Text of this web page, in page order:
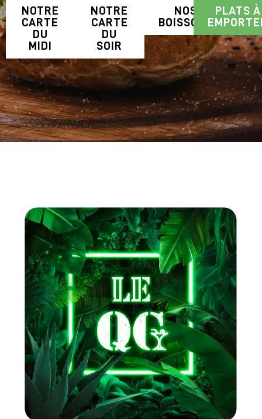
NOTRE
CARTE
DU
MIDI
NOTRE
CARTE
DU
SOIR
NOS
BOISSONS
PLATS À